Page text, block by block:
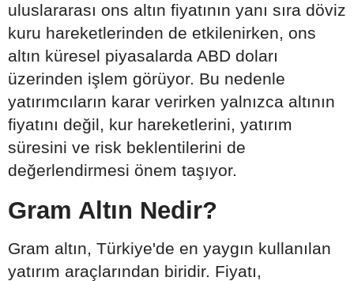
uluslararası ons altın fiyatının yanı sıra döviz
kuru hareketlerinden de etkilenirken, ons
altın küresel piyasalarda ABD doları
üzerinden işlem görüyor. Bu nedenle
yatırımcıların karar verirken yalnızca altının
fiyatını değil, kur hareketlerini, yatırım
süresini ve risk beklentilerini de
değerlendirmesi önem taşıyor.
Gram Altın Nedir?
Gram altın, Türkiye'de en yaygın kullanılan
yatırım araçlarından biridir. Fiyatı,